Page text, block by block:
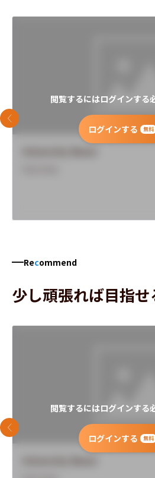
閲覧するにはログインする
ログインする 無料
前のスライド
Recommend
少し頑張れば目指
閲覧するにはログインする
ログインする 無料
前のスライド